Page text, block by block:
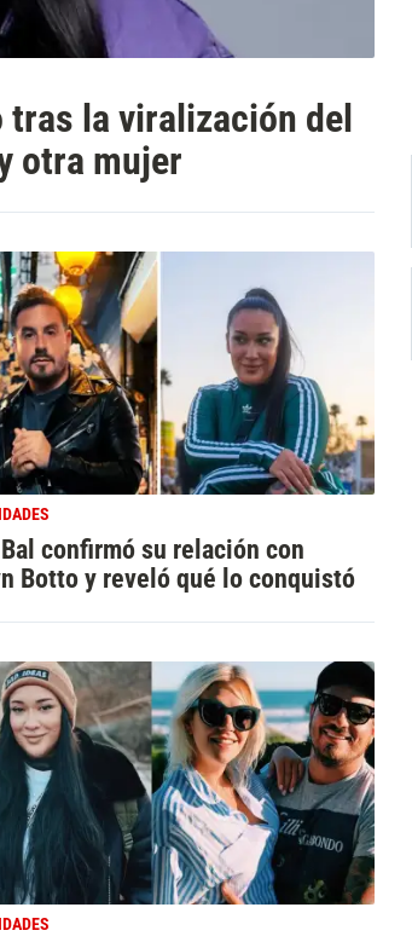
tras la viralización del
otra mujer
confirmó su relación con
Botto y reveló qué lo conquistó